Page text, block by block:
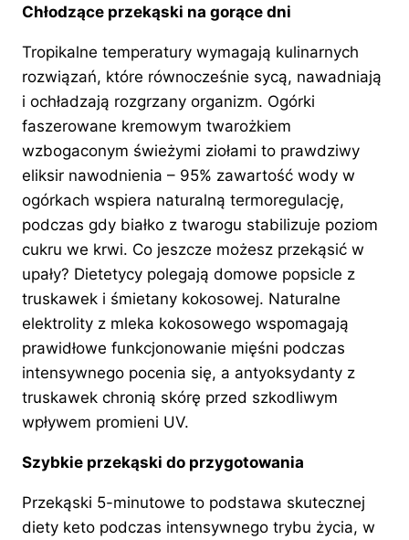
Chłodzące przekąski na gorące dni
Tropikalne temperatury wymagają kulinarnych
rozwiązań, które równocześnie sycą, nawadniają
i ochładzają rozgrzany organizm. Ogórki
faszerowane kremowym twarożkiem
wzbogaconym świeżymi ziołami to prawdziwy
eliksir nawodnienia – 95% zawartość wody w
ogórkach wspiera naturalną termoregulację,
podczas gdy białko z twarogu stabilizuje poziom
cukru we krwi. Co jeszcze możesz przekąsić w
upały? Dietetycy polegają domowe popsicle z
truskawek i śmietany kokosowej. Naturalne
elektrolity z mleka kokosowego wspomagają
prawidłowe funkcjonowanie mięśni podczas
intensywnego pocenia się, a antyoksydanty z
truskawek chronią skórę przed szkodliwym
wpływem promieni UV.
Szybkie przekąski do przygotowania
Przekąski 5-minutowe to podstawa skutecznej
diety keto podczas intensywnego trybu życia, w